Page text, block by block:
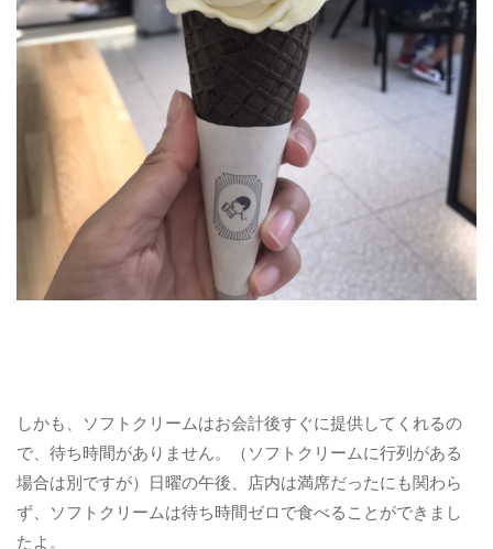
しかも、ソフトクリームはお会計後すぐに提供してくれるの
で、待ち時間がありません。（ソフトクリームに行列がある
場合は別ですが）日曜の午後、店内は満席だったにも関わら
ず、ソフトクリームは待ち時間ゼロで食べることができまし
たよ。